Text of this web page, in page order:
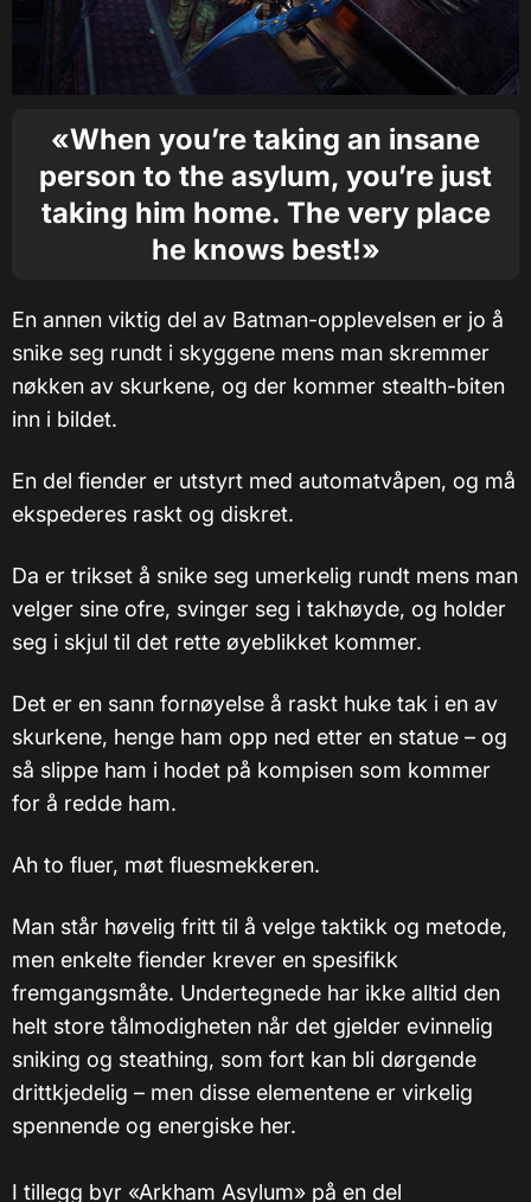
«When you’re taking an insane
person to the asylum, you’re just
taking him home. The very place
he knows best!»
En annen viktig del av Batman-opplevelsen er jo å
snike seg rundt i skyggene mens man skremmer
nøkken av skurkene, og der kommer stealth-biten
inn i bildet.
En del fiender er utstyrt med automatvåpen, og må
ekspederes raskt og diskret.
Da er trikset å snike seg umerkelig rundt mens man
velger sine ofre, svinger seg i takhøyde, og holder
seg i skjul til det rette øyeblikket kommer.
Det er en sann fornøyelse å raskt huke tak i en av
skurkene, henge ham opp ned etter en statue – og
så slippe ham i hodet på kompisen som kommer
for å redde ham.
Ah to fluer, møt fluesmekkeren.
Man står høvelig fritt til å velge taktikk og metode,
men enkelte fiender krever en spesifikk
fremgangsmåte. Undertegnede har ikke alltid den
helt store tålmodigheten når det gjelder evinnelig
sniking og steathing, som fort kan bli dørgende
drittkjedelig – men disse elementene er virkelig
spennende og energiske her.
I tillegg byr «Arkham Asylum» på en del